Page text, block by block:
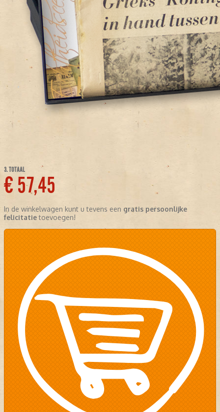
3. TOTAAL
€ 57,45
In de winkelwagen kunt u tevens een gratis persoonlijke
felicitatietoevoegen!